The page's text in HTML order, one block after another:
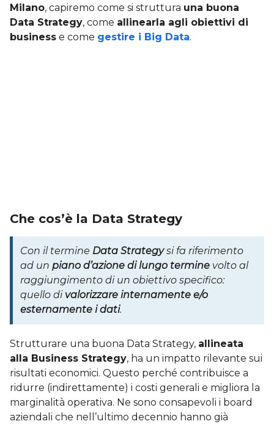
Milano, capiremo come si struttura una buona
Data Strategy, come allinearla agli obiettivi di
business e come gestire i Big Data.
Che cos’è la Data Strategy
Con il termine Data Strategysi fa riferimento
ad un piano d’azione di lungo termine volto al
raggiungimento di un obiettivo specifico:
quello di valorizzare internamente e/o
esternamente i dati.
Strutturare una buona Data Strategy, allineata
alla Business Strategy, ha un impatto rilevante sui
risultati economici. Questo perché contribuisce a
ridurre (indirettamente) i costi generali e migliora la
marginalità operativa. Ne sono consapevoli i board
aziendali che nell’ultimo decennio hanno già